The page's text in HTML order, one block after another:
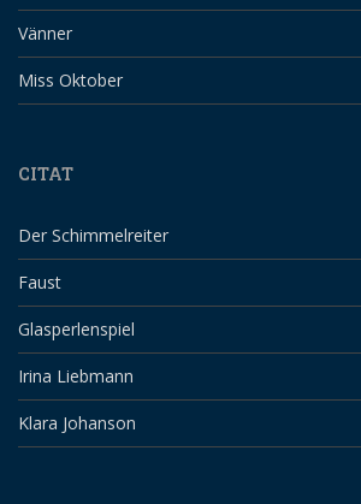
Vänner
Miss Oktober
CITAT
Der Schimmelreiter
Faust
Glasperlenspiel
Irina Liebmann
Klara Johanson